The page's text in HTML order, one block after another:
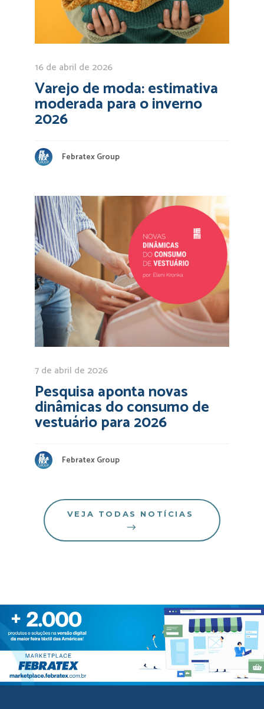
16 de abril de 2026
Varejo de moda: estimativa
moderada para o inverno
2026
Febratex Group
7 de abril de 2026
Pesquisa aponta novas
dinâmicas do consumo de
vestuário para 2026
Febratex Group
VEJA TODAS NOTÍCIAS